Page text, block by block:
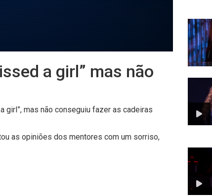
a girl” mas não
girl”, mas não conseguiu fazer as cadeiras
as opiniões dos mentores com um sorriso,